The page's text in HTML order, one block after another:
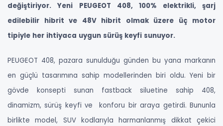
değiştiriyor. Yeni PEUGEOT 408, 100% elektrikli, şarj
edilebilir hibrit ve 48V hibrit olmak üzere üç motor
tipiyle her ihtiyaca uygun sürüş keyfi sunuyor.
PEUGEOT 408, pazara sunulduğu günden bu yana markanın
en güçlü tasarımına sahip modellerinden biri oldu. Yeni bir
gövde konsepti sunan fastback siluetine sahip 408,
dinamizm, sürüş keyfi ve konforu bir araya getirdi. Bununla
birlikte model, SUV kodlarıyla harmanlanmış dikkat çekici